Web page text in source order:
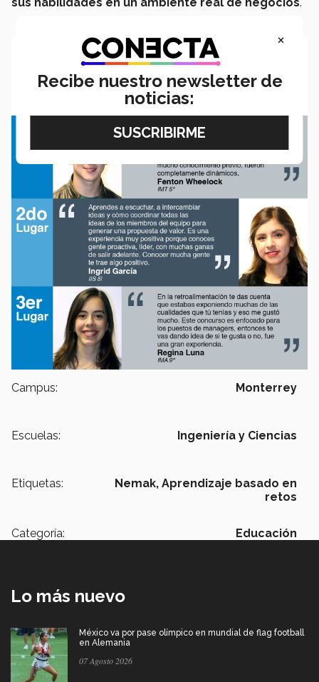
Campus: Monterrey
Escuelas: Ingeniería y Ciencias
Etiquetas: Nemak, Aprendizaje basado en
retos
Categoría: Educación
Lo más nuevo
México va por pase olímpico en mundial de flag football
en Alemania
07 Agosto 2026
×
Recibe nuestro newsletter de
noticias: